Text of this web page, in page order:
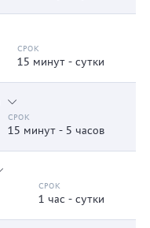
15 минут - сутки
15 минут - 5 часов
1 час - сутки